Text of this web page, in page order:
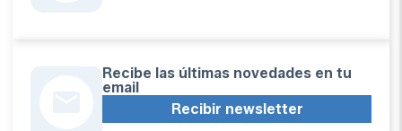
Recibe las últimas novedades en tu
email
Recibir newsletter